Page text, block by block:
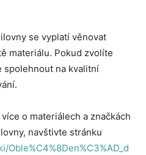
se vyplatí věnovat
materiálu. Pokud zvolíte
spolehnout na kvalitní
o materiálech a značkách
navštivte stránku